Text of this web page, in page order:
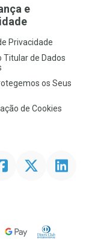
e
Privacidade
Titular de Dados
os Seus
de Cookies
Twitter Linkedin
Google PayDiners Club